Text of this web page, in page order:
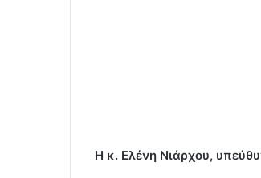
Η κ. Ελένη Νιάρχου,